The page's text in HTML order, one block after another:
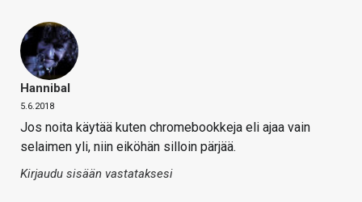
Hannibal
5.6.2018
Jos noita käytää kuten chromebookkeja eli ajaa vain
selaimen yli, niin eiköhän silloin pärjää.
Kirjaudu sisään vastataksesi